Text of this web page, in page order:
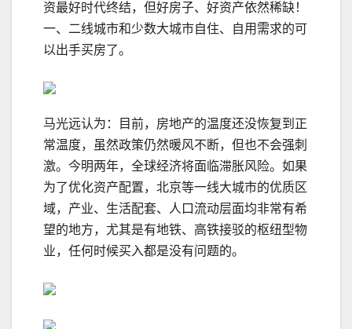
资最好时代终结，但好房子、好资产依然稀缺！
一、二线城市和少数大城市自住、自用需求的可
以出手买房了。
马光远认为：目前，房地产的温度还没恢复到正
常温度，虽然政策仍然暖风不断，但也不会强刺
激。今明两年，全球经济将面临滞胀风险。如果
为了优化资产配置，北京等一线大城市的优质区
域，产业、生活配套、人口流动层面均非常有希
望的地方，尤其是有地铁、高铁接驳的枢纽型物
业，任何时候买入都是没有问题的。